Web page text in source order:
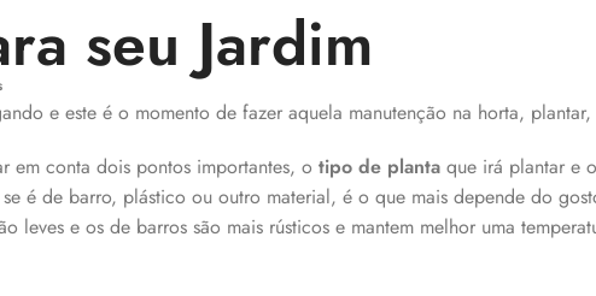
seu Jardim
e este é o momento de fazer aquela manutenção na horta, plantar,
em conta dois pontos importantes, o tipo de planta que irá plantar e o
é de barro, plástico ou outro material, é o que mais depende do
leves e os de barros são mais rústicos e mantem melhor uma